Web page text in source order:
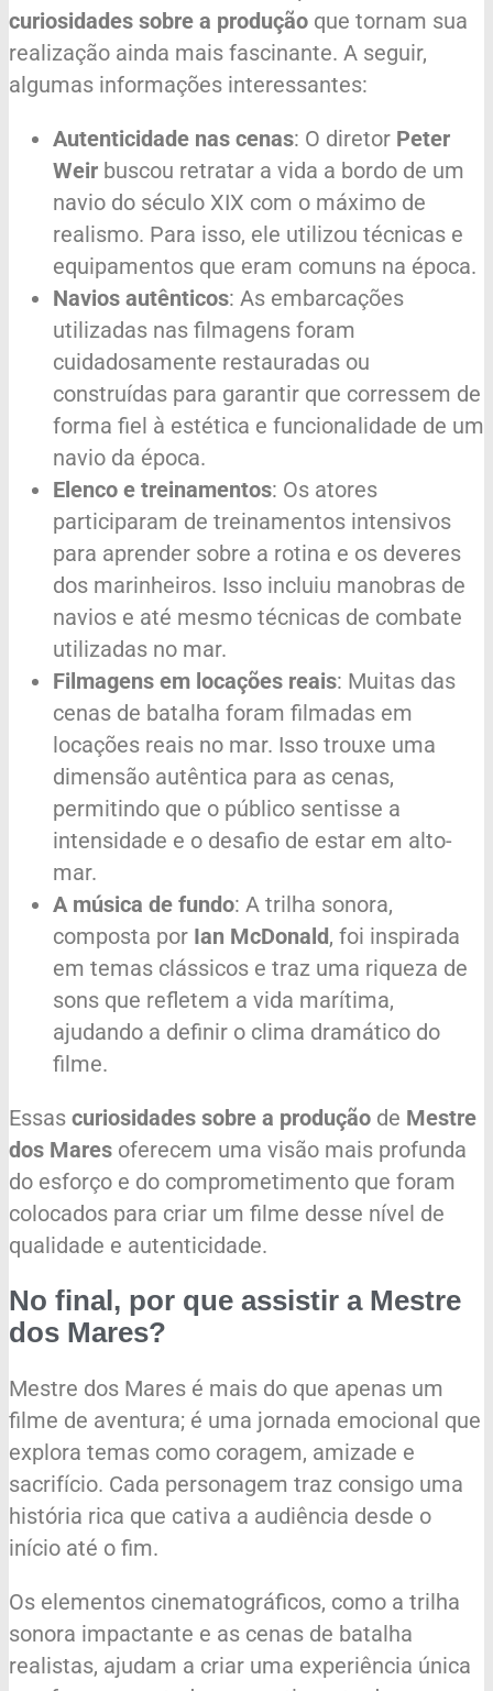
curiosidades sobre a produção que tornam sua
realização ainda mais fascinante. A seguir,
algumas informações interessantes:
Autenticidade nas cenas: O diretor Peter
Weir buscou retratar a vida a bordo de um
navio do século XIX com o máximo de
realismo. Para isso, ele utilizou técnicas e
equipamentos que eram comuns na época.
Navios autênticos: As embarcações
utilizadas nas filmagens foram
cuidadosamente restauradas ou
construídas para garantir que corressem de
forma fiel à estética e funcionalidade de um
navio da época.
Elenco e treinamentos: Os atores
participaram de treinamentos intensivos
para aprender sobre a rotina e os deveres
dos marinheiros. Isso incluiu manobras de
navios e até mesmo técnicas de combate
utilizadas no mar.
Filmagens em locações reais: Muitas das
cenas de batalha foram filmadas em
locações reais no mar. Isso trouxe uma
dimensão autêntica para as cenas,
permitindo que o público sentisse a
intensidade e o desafio de estar em alto-
mar.
A música de fundo: A trilha sonora,
composta por Ian McDonald, foi inspirada
em temas clássicos e traz uma riqueza de
sons que refletem a vida marítima,
ajudando a definir o clima dramático do
filme.
Essas curiosidades sobre a produção de Mestre
dos Mares oferecem uma visão mais profunda
do esforço e do comprometimento que foram
colocados para criar um filme desse nível de
qualidade e autenticidade.
No final, por que assistir a Mestre
dos Mares?
Mestre dos Mares é mais do que apenas um
filme de aventura; é uma jornada emocional que
explora temas como coragem, amizade e
sacrifício. Cada personagem traz consigo uma
história rica que cativa a audiência desde o
início até o fim.
Os elementos cinematográficos, como a trilha
sonora impactante e as cenas de batalha
realistas, ajudam a criar uma experiência única